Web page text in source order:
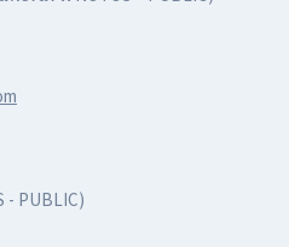
- PUBLIC)